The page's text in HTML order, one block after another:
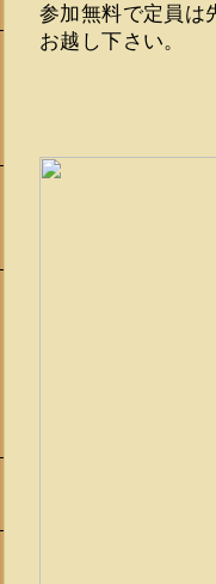
参加無料で定員は
お越し下さい。